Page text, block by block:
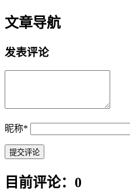
文章导航
发表评论
昵称*
目前评论：0